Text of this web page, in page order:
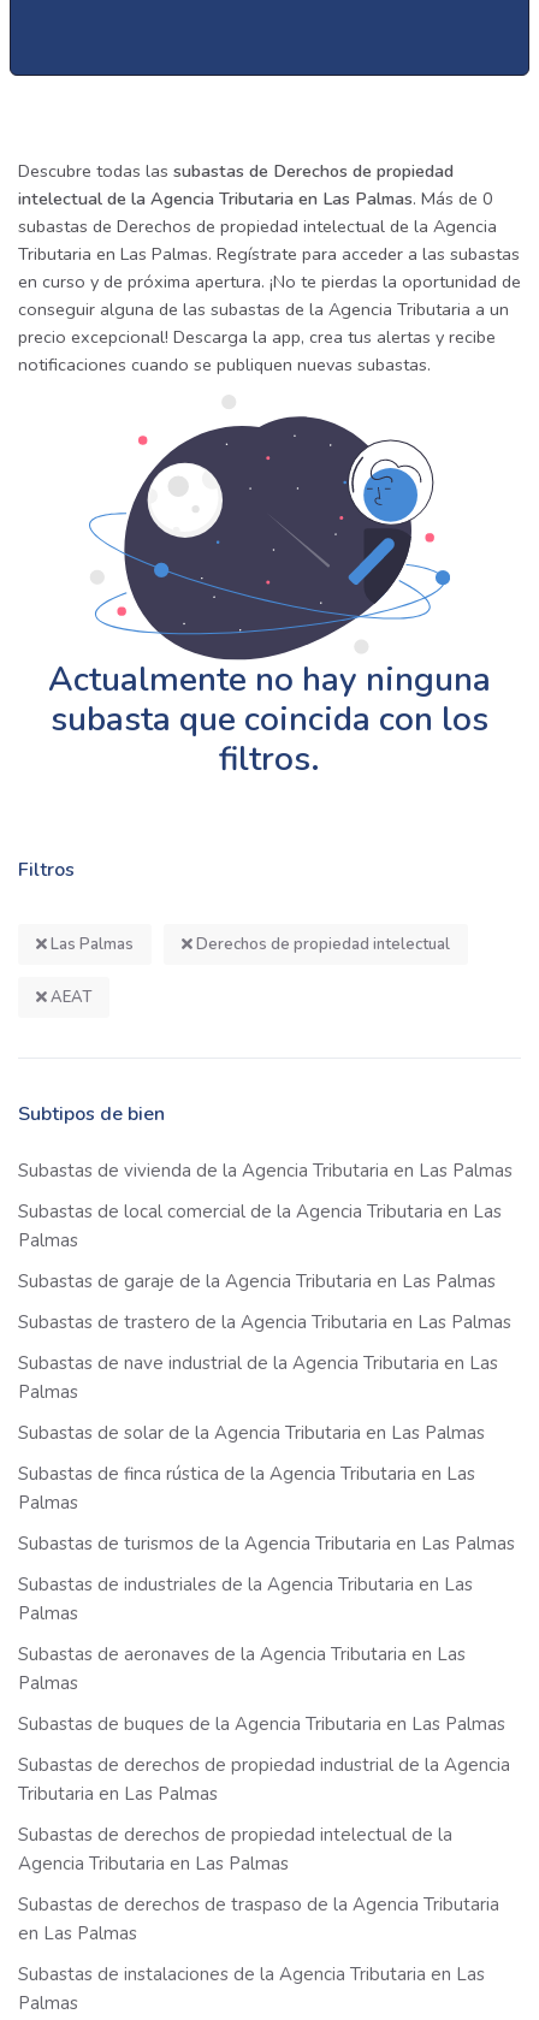
Filtros
Las Palmas Derechos de propiedad intelectual
AEAT
Subtipos de bien
Subastas de vivienda de la Agencia Tributaria en Las Palmas
Subastas de local comercial de la Agencia Tributaria en Las
Palmas
Subastas de garaje de la Agencia Tributaria en Las Palmas
Subastas de trastero de la Agencia Tributaria en Las Palmas
Subastas de nave industrial de la Agencia Tributaria en Las
Palmas
Subastas de solar de la Agencia Tributaria en Las Palmas
Subastas de finca rústica de la Agencia Tributaria en Las
Palmas
Subastas de turismos de la Agencia Tributaria en Las Palmas
Subastas de industriales de la Agencia Tributaria en Las
Palmas
Subastas de aeronaves de la Agencia Tributaria en Las
Palmas
Subastas de buques de la Agencia Tributaria en Las Palmas
Subastas de derechos de propiedad industrial de la Agencia
Tributaria en Las Palmas
Subastas de derechos de propiedad intelectual de la
Agencia Tributaria en Las Palmas
Subastas de derechos de traspaso de la Agencia Tributaria
en Las Palmas
Subastas de instalaciones de la Agencia Tributaria en Las
Palmas
Descubre todas las subastas de Derechos de propiedad
intelectual de la Agencia Tributaria en Las Palmas. Más de 0
subastas de Derechos de propiedad intelectual de la Agencia
Tributaria en Las Palmas. Regístrate para acceder a las subastas
en curso y de próxima apertura. ¡No te pierdas la oportunidad de
conseguir alguna de las subastas de la Agencia Tributaria a un
precio excepcional! Descarga la app, crea tus alertas y recibe
notificaciones cuando se publiquen nuevas subastas.
Actualmente no hay ninguna
subasta que coincida con los
filtros.